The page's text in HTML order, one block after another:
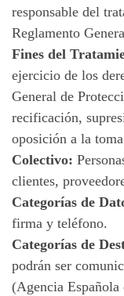
responsable del
Reglamento
Fines del
ejercicio de los
General de
recificación,
oposición a la
Colectivo:
clientes,
Categorías de
firma y teléfono.
Categorías de
podrán ser
(Agencia